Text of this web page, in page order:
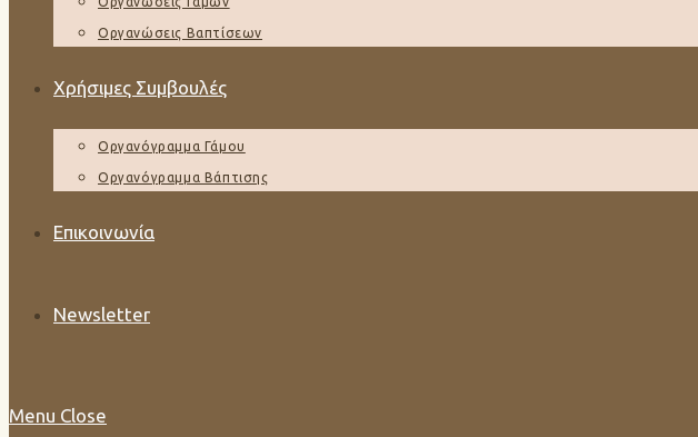
Οργανώσεις Βαπτίσεων
Χρήσιμες Συμβουλές
Οργανόγραμμα Γάμου
Οργανόγραμμα Βάπτισης
Επικοινωνία
Newsletter
Menu Close